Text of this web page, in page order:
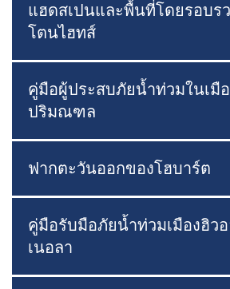
แฮดสเปนและพื้นที่โดยรอบร
โตนไฮทส์
คู่มือผู้ประสบภัยน้ำท่วมในเมื
ปริมณฑล
ฟากตะวันออกของโฮบาร์ต
คู่มือรับมือภัยน้ำท่วมเมืองฮิว
เนอลา